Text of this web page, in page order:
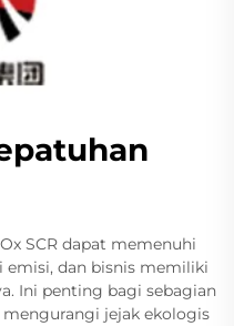
SCR dapat memenuhi
dan bisnis memiliki
Ini penting bagi sebagian
mengurangi jejak ekologis